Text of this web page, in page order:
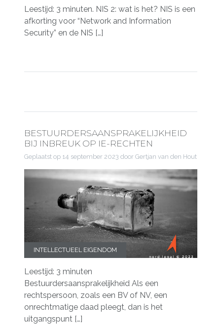
Leestijd: 3 minuten. NIS 2: wat is het? NIS is een
afkorting voor “Network and Information
Security” en de NIS […]
BESTUURDERSAANSPRAKELIJKHEID
BIJ INBREUK OP IE-RECHTEN
Geplaatst op 14 september 2023 door Gertjan van den Hout
INTELLECTUEEL EIGENDOM
Leestijd: 3 minuten
Bestuurdersaansprakelijkheid Als een
rechtspersoon, zoals een BV of NV, een
onrechtmatige daad pleegt, dan is het
uitgangspunt […]